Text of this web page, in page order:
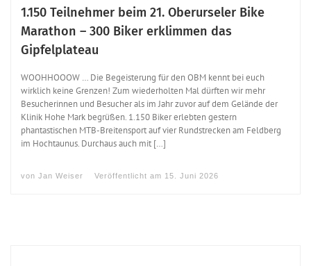
1.150 Teilnehmer beim 21. Oberurseler Bike
Marathon – 300 Biker erklimmen das
Gipfelplateau
WOOHHOOOW … Die Begeisterung für den OBM kennt bei euch
wirklich keine Grenzen! Zum wiederholten Mal dürften wir mehr
Besucherinnen und Besucher als im Jahr zuvor auf dem Gelände der
Klinik Hohe Mark begrüßen. 1.150 Biker erlebten gestern
phantastischen MTB-Breitensport auf vier Rundstrecken am Feldberg
im Hochtaunus. Durchaus auch mit […]
von Jan Weiser Veröffentlicht am 15. Juni 2026